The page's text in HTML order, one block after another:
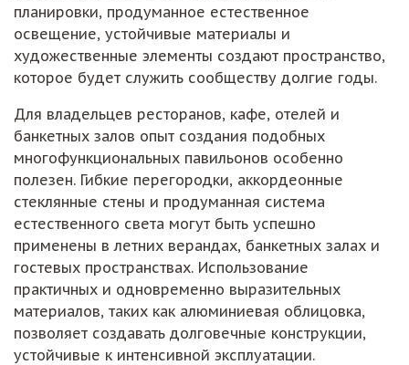
планировки, продуманное естественное
освещение, устойчивые материалы и
художественные элементы создают пространство,
которое будет служить сообществу долгие годы.
Для владельцев ресторанов, кафе, отелей и
банкетных залов опыт создания подобных
многофункциональных павильонов особенно
полезен. Гибкие перегородки, аккордеонные
стеклянные стены и продуманная система
естественного света могут быть успешно
применены в летних верандах, банкетных залах и
гостевых пространствах. Использование
практичных и одновременно выразительных
материалов, таких как алюминиевая облицовка,
позволяет создавать долговечные конструкции,
устойчивые к интенсивной эксплуатации.